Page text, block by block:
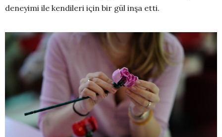
deneyimi ile kendileri için bir gül inşa etti.